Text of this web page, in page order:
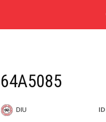
64A5085
DIU